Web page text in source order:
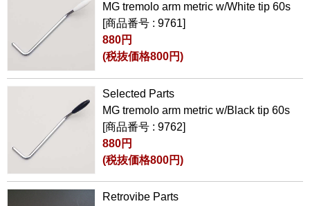
MG tremolo arm metric w/White tip 60s
[商品番号 : 9761]
880円
(税抜価格800円)
Selected Parts
MG tremolo arm metric w/Black tip 60s
[商品番号 : 9762]
880円
(税抜価格800円)
Retrovibe Parts